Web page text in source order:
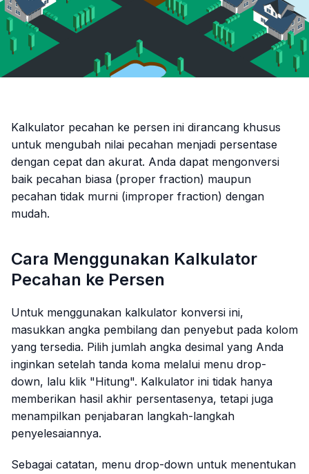
Kalkulator pecahan ke persen ini dirancang khusus
untuk mengubah nilai pecahan menjadi persentase
dengan cepat dan akurat. Anda dapat mengonversi
baik pecahan biasa (proper fraction) maupun
pecahan tidak murni (improper fraction) dengan
mudah.
Cara Menggunakan Kalkulator
Pecahan ke Persen
Untuk menggunakan kalkulator konversi ini,
masukkan angka pembilang dan penyebut pada kolom
yang tersedia. Pilih jumlah angka desimal yang Anda
inginkan setelah tanda koma melalui menu drop-
down, lalu klik "Hitung". Kalkulator ini tidak hanya
memberikan hasil akhir persentasenya, tetapi juga
menampilkan penjabaran langkah-langkah
penyelesaiannya.
Sebagai catatan, menu drop-down untuk menentukan